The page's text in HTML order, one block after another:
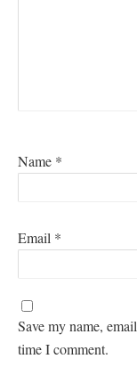
Name *
Email *
Save my name,
time I comment.